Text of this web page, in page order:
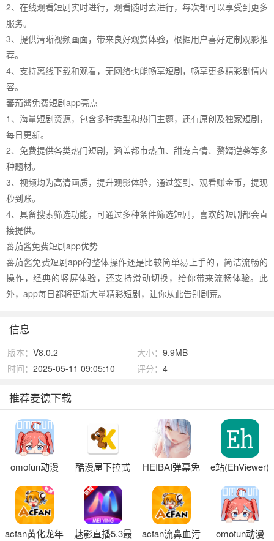
2、在线观看短剧实时进行，观看随时去进行，每次都可以享受到更多
服务。
3、提供清晰视频画面，带来良好观赏体验，根据用户喜好定制观影推
荐。
4、支持离线下载和观看，无网络也能畅享短剧，畅享更多精彩剧情内
容。
蕃茄酱免费短剧app亮点
1、海量短剧资源，包含多种类型和热门主题，还有原创及独家短剧，
每日更新。
2、免费提供各类热门短剧，涵盖都市热血、甜宠言情、赘婿逆袭等多
种题材。
3、视频均为高清画质，提升观影体验，通过签到、观看赚金币，提现
秒到账。
4、具备搜索筛选功能，可通过多种条件筛选短剧，喜欢的短剧都会直
接提供。
蕃茄酱免费短剧app优势
蕃茄酱免费短剧app的整体操作还是比较简单易上手的，简洁流畅的
操作，经典的竖屏体验，还支持滑动切换，给你带来流畅体验。此
外，app每日都将更新大量精彩短剧，让你从此告别剧荒。
信息
版本： V8.0.2 大小： 9.9MB
时间： 2025-05-11 09:05:10 评分： 4
推荐麦德下载
omofun动漫
卓正版
酷漫屋下拉式
版
HEIBAI弹幕免
e站(EhViewer)
版
acfan黄化龙年
魅影直播5.3最
acfan流鼻血污
omofun动漫